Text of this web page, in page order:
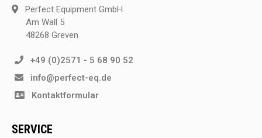
Perfect Equipment GmbH
Am Wall 5
48268 Greven
+49 (0)2571 - 5 68 90 52
info@perfect-eq.de
Kontaktformular
SERVICE